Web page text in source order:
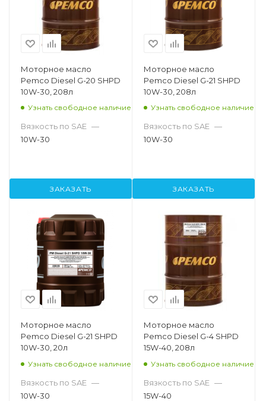
Моторное масло
Pemco Diesel G-20 SHPD
10W-30, 208л
Узнать свободное наличие
Вязкость по SAE —
10W-30
ЗАКАЗАТЬ
Моторное масло
Pemco Diesel G-21 SHPD
10W-30, 208л
Узнать свободное наличие
Вязкость по SAE —
10W-30
ЗАКАЗАТЬ
Моторное масло
Pemco Diesel G-21 SHPD
10W-30, 20л
Узнать свободное наличие
Вязкость по SAE —
10W-30
Моторное масло
Pemco Diesel G-4 SHPD
15W-40, 208л
Узнать свободное наличие
Вязкость по SAE —
15W-40